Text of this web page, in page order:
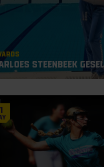
Steenbeek